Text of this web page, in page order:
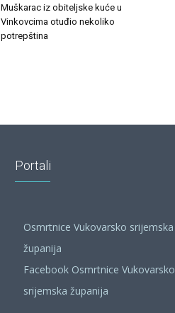
Muškarac iz obiteljske kuće u
Vinkovcima otuđio nekoliko
potrepština
Portali
Osmrtnice Vukovarsko srijemska
županija
Facebook Osmrtnice Vukovarsko
srijemska županija